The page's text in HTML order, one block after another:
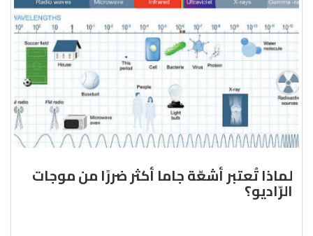
لماذا تُعتبر أشعّة جاما أكثر ضررًا من موجات
الرّاديو؟